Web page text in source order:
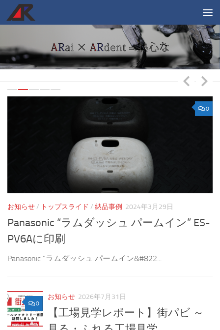
コンテンツへスキップ
0
お知らせ/ トップスライド / 納品事例 2024年3月29日
Panasonic “ラムダッシュ パームイン” ES-
PV6Aに印刷
Panasonic “ラムダッシュ パームイン&#822...
0
お知らせ 2026年7月31日
【工場見学レポート】街パビ ～